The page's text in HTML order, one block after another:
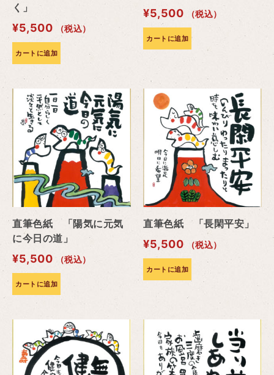
く」
¥5,500 （税込）
カートに追加
¥5,500 （税込）
カートに追加
直筆色紙 「陽気に元気
に今日の道」
¥5,500 （税込）
カートに追加
直筆色紙 「長閑平安」
¥5,500 （税込）
カートに追加